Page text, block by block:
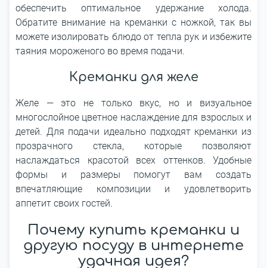
обеспечить оптимальное удержание холода.
Обратите внимание на креманки с ножкой, так вы
можете изолировать блюдо от тепла рук и избежите
таяния мороженого во время подачи.
Креманки для желе
Желе ― это не только вкус, но и визуальное
многослойное цветное наслаждение для взрослых и
детей. Для подачи идеально подходят креманки из
прозрачного стекла, которые позволяют
наслаждаться красотой всех оттенков. Удобные
формы и размеры помогут вам создать
впечатляющие композиции и удовлетворить
аппетит своих гостей.
Почему купить креманки и
другую посуду в интернете
удачная идея?